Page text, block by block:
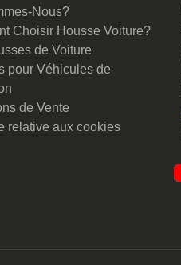
Nous?
Choisir Housse Voiture?
de Voiture
pour Véhicules de
de Vente
relative aux cookies